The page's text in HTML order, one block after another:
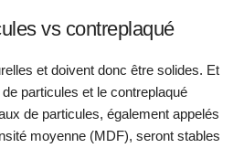
vs contreplaqué
et doivent donc être solides. Et
particules et le contreplaqué
de particules, également appelés
moyenne (MDF), seront stables